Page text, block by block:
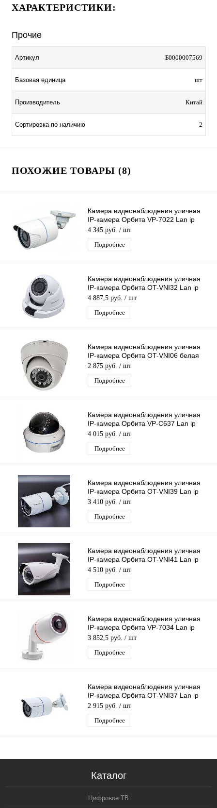
ХАРАКТЕРИСТИКИ:
Прочие
Артикул Б0000007569
Базовая единица шт
Производитель Китай
Сортировка по наличию 2
ПОХОЖИЕ ТОВАРЫ (8)
Камера видеонаблюдения уличная
IP-камера Орбита VP-7022 Lan ip
видеокамера 4 Mpix 3,6мм металл
4 345 руб. / шт
Подробнее
Камера видеонаблюдения уличная
IP-камера Орбита OT-VNI32 Lan ip
камера 5 Mpix 2.8-12 мм
4 887,5 руб. / шт
Подробнее
Камера видеонаблюдения уличная
IP-камера Орбита OT-VNI06 белая
Lan видеокамера 4 Mpix 3,6мм
металл
2 875 руб. / шт
Подробнее
Камера видеонаблюдения уличная
IP-камера Орбита VP-C637 Lan ip
видеокамера 1 Mpix 3,6мм
4 015 руб. / шт
Подробнее
Камера видеонаблюдения уличная
IP-камера Орбита OT-VNI39 Lan ip
камера 5 Mpix 3,6мм для дома и др
3 410 руб. / шт
Подробнее
Камера видеонаблюдения уличная
IP-камера Орбита OT-VNI41 Lan ip
камера 5 Mpix 2,8-12мм для дома и
др
4 510 руб. / шт
Подробнее
Камера видеонаблюдения уличная
IP-камера Орбита VP-7034 Lan ip
видеокамера 3 Mpix 1.7мм H.265
металл
3 852,5 руб. / шт
Подробнее
Камера видеонаблюдения уличная
IP-камера Орбита OT-VNI37 Lan ip
камера 2 Mpix 3,6мм для дома и др
2 915 руб. / шт
Подробнее
Каталог
Цифровое ТВ